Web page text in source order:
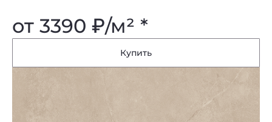
от 3390 ₽/м² *
Купить